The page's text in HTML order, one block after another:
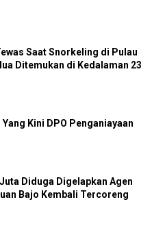
Saat Snorkeling di Pulau
Ditemukan di Kedalaman 23
Yang Kini DPO Penganiayaan
Diduga Digelapkan Agen
Bajo Kembali Tercoreng